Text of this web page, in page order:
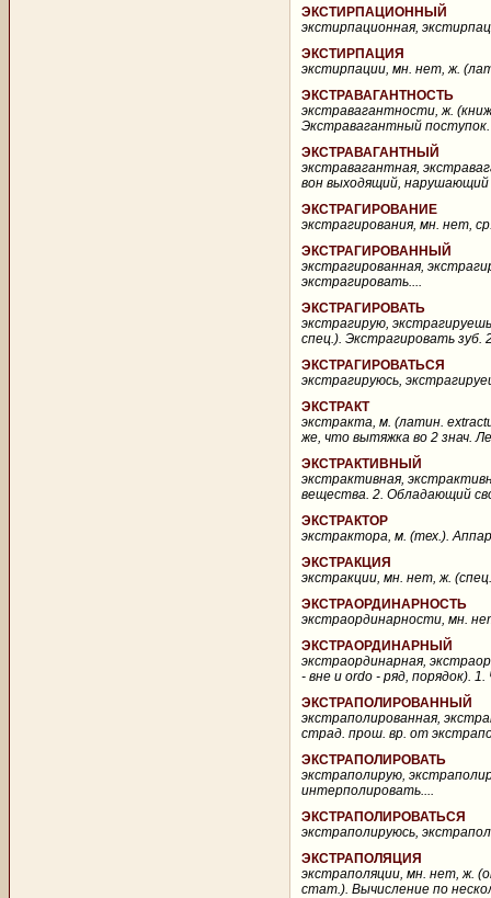
ЭКСТИРПАЦИОННЫЙ
экстирпационная,
ЭКСТИРПАЦИЯ
экстирпации, мн. нет, ж.
ЭКСТРАВАГАНТНОСТЬ
экстравагантности, ж.
Экстравагантный
ЭКСТРАВАГАНТНЫЙ
экстравагантная,
вон выходящий,
ЭКСТРАГИРОВАНИЕ
экстрагирования, мн. нет,
ЭКСТРАГИРОВАННЫЙ
экстрагированная,
экстрагировать....
ЭКСТРАГИРОВАТЬ
экстрагирую,
спец.). Экстрагировать зуб.
ЭКСТРАГИРОВАТЬСЯ
экстрагируюсь,
ЭКСТРАКТ
экстракта, м. (латин.
же, что вытяжка во 2 знач.
ЭКСТРАКТИВНЫЙ
экстрактивная,
вещества. 2. Обладающий
ЭКСТРАКТОР
экстрактора, м. (тех.).
ЭКСТРАКЦИЯ
экстракции, мн. нет, ж.
ЭКСТРАОРДИНАРНОСТЬ
экстраординарности, мн.
ЭКСТРАОРДИНАРНЫЙ
экстраординарная,
- вне и ordo - ряд, порядок).
ЭКСТРАПОЛИРОВАННЫЙ
экстраполированная,
страд. прош. вр. от
ЭКСТРАПОЛИРОВАТЬ
экстраполирую,
интерполировать....
ЭКСТРАПОЛИРОВАТЬСЯ
экстраполируюсь,
ЭКСТРАПОЛЯЦИЯ
экстраполяции, мн. нет, ж.
стат.). Вычисление по